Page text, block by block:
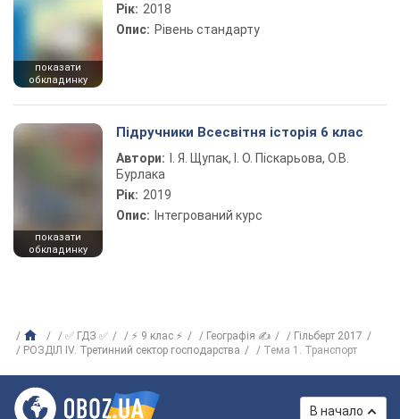
показати
обкладинку
Рік: 2018
Опис: Рівень стандарту
показати
обкладинку
Підручники Всесвітня історія 6 клас
Автори:
І. Я. Щупак, І. О. Піскарьова, О.В.
Бурлака
Рік: 2019
Опис: Інтегрований курс
✅ ГДЗ ✅ ⚡ 9 клас ⚡ Географія ✍
Гільберт 2017
РОЗДІЛ ІV. Третинний сектор господарства
Тема 1. Транспорт
В начало